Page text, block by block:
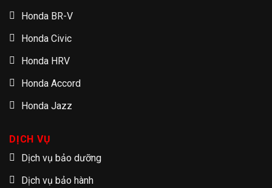
Honda BR-V
Honda Civic
Honda HRV
Honda Accord
Honda Jazz
DỊCH VỤ
Dịch vụ bảo dưỡng
Dịch vụ bảo hành